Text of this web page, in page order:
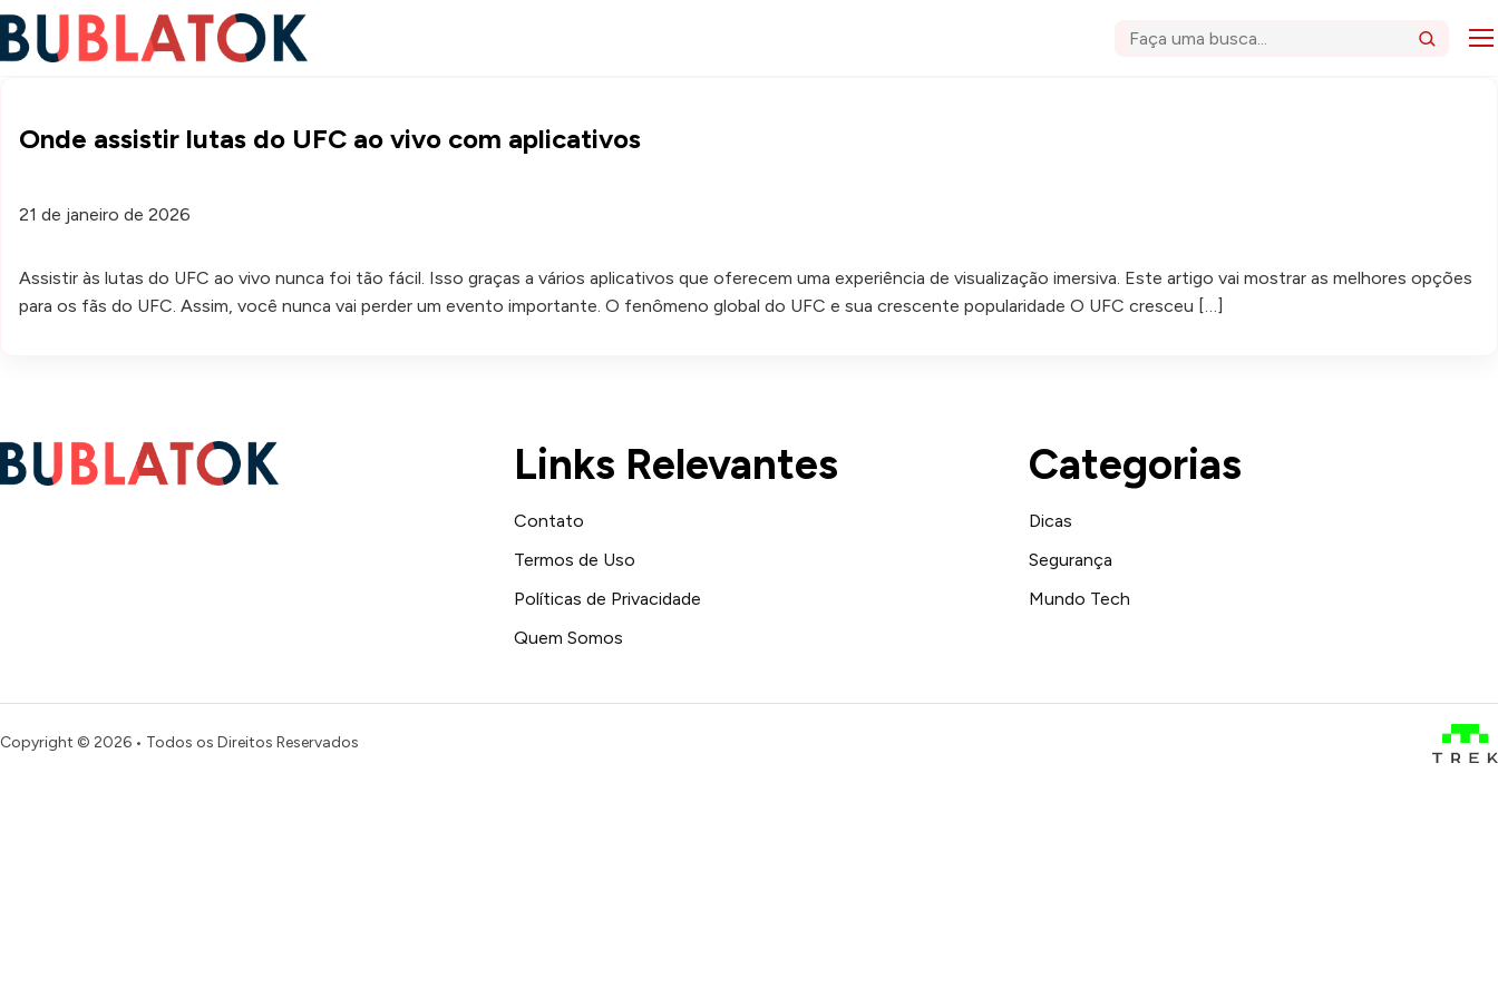
Buscar
Onde assistir lutas do UFC ao vivo com aplicativos
21 de janeiro de 2026
Assistir às lutas do UFC ao vivo nunca foi tão fácil. Isso graças a vários aplicativos que oferecem uma experiência de visualização imersiva. Este artigo vai mostrar as melhores opções
para os fãs do UFC. Assim, você nunca vai perder um evento importante. O fenômeno global do UFC e sua crescente popularidade O UFC cresceu […]
Links Relevantes
Contato
Termos de Uso
Políticas de Privacidade
Quem Somos
Categorias
Dicas
Segurança
Mundo Tech
Copyright © 2026 • Todos os Direitos Reservados